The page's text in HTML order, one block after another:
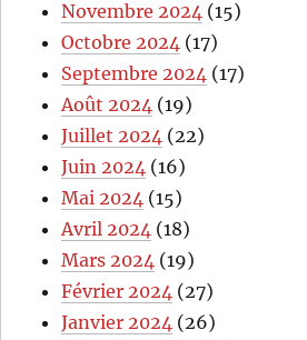
Novembre 2024 (15)
Octobre 2024 (17)
Septembre 2024 (17)
Août 2024 (19)
Juillet 2024 (22)
Juin 2024 (16)
Mai 2024 (15)
Avril 2024 (18)
Mars 2024 (19)
Février 2024 (27)
Janvier 2024 (26)